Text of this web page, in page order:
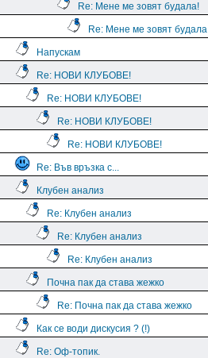
Re: Мене ме зовят будала!
Re: Мене ме зовят
Напускам
Re: НОВИ КЛУБОВЕ!
Re: НОВИ КЛУБОВЕ!
Re: НОВИ КЛУБОВЕ!
Re: НОВИ КЛУБОВЕ!
Re: Във връзка с...
Клубен анализ
Re: Клубен анализ
Re: Клубен анализ
Re: Клубен анализ
Почна пак да става жежко
Re: Почна пак да става жежко
Как се води дискусия ? (!)
Re: Оф-топик.